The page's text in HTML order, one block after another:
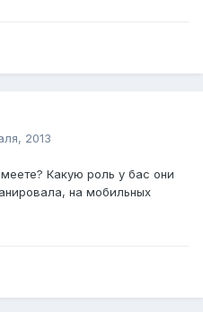
2013
Какую роль у бас они
на мобильных